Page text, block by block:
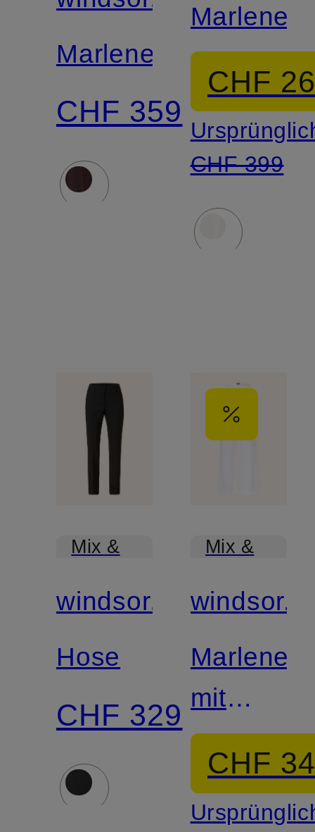
Mix &
Match
Marlenehose
CHF 359
CHF
CHF 399
Mix &
windsor.
Hose
CHF 329
Mix &
windsor.
mit
Leinen
CHF